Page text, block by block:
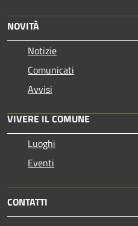
NOVITÀ
Notizie
Comunicati
Avvisi
VIVERE IL COMUNE
Luoghi
Eventi
CONTATTI